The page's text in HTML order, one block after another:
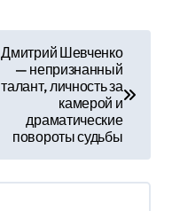
Дмитрий Шевченко
— непризнанный
талант, личность за
камерой и
драматические
повороты судьбы